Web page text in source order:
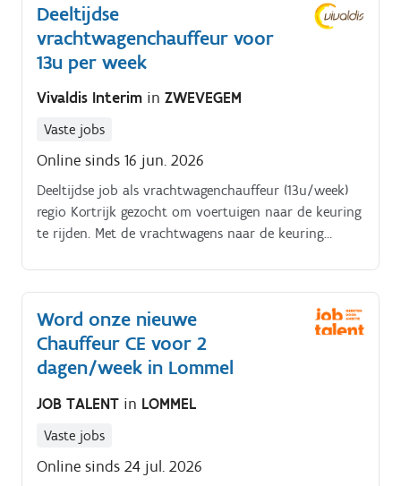
Deeltijdse
vrachtwagenchauffeur voor
13u per week
Vivaldis Interim in ZWEVEGEM
Vaste jobs
Online sinds 16 jun. 2026
Deeltijdse job als vrachtwagenchauffeur (13u/week)
regio Kortrijk gezocht om voertuigen naar de keuring
te rijden. Met de vrachtwagens naar de keuring
Word onze nieuwe
Chauffeur CE voor 2
dagen/week in Lommel
JOB TALENT in LOMMEL
Vaste jobs
Online sinds 24 jul. 2026